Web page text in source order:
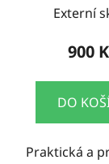
Externí
900
DO
Praktická a